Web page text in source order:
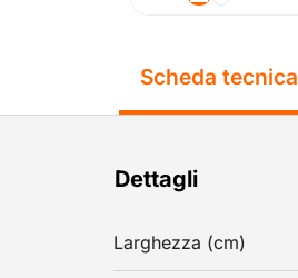
Scheda tecnica
Dettagli
Larghezza (cm)